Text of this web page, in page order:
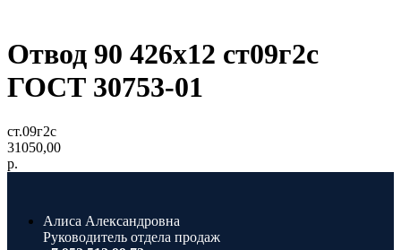
Отвод 90 426x12 ст09г2с
ГОСТ 30753-01
ст.09г2с
31050,00
р.
Алиса Александровна
Руководитель отдела продаж